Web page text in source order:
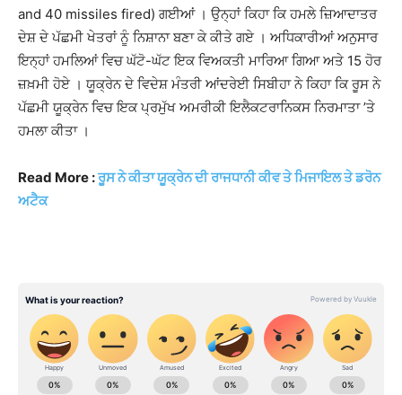
and 40 missiles fired) ਗਈਆਂ । ਉਨ੍ਹਾਂ ਕਿਹਾ ਕਿ ਹਮਲੇ ਜ਼ਿਆਦਾਤਰ
ਦੇਸ਼ ਦੇ ਪੱਛਮੀ ਖੇਤਰਾਂ ਨੂੰ ਨਿਸ਼ਾਨਾ ਬਣਾ ਕੇ ਕੀਤੇ ਗਏ । ਅਧਿਕਾਰੀਆਂ ਅਨੁਸਾਰ
ਇਨ੍ਹਾਂ ਹਮਲਿਆਂ ਵਿਚ ਘੱਟੋ-ਘੱਟ ਇਕ ਵਿਅਕਤੀ ਮਾਰਿਆ ਗਿਆ ਅਤੇ 15 ਹੋਰ
ਜ਼ਖ਼ਮੀ ਹੋਏ । ਯੂਕ੍ਰੇਨ ਦੇ ਵਿਦੇਸ਼ ਮੰਤਰੀ ਆਂਦਰੇਈ ਸਿਬੀਹਾ ਨੇ ਕਿਹਾ ਕਿ ਰੂਸ ਨੇ
ਪੱਛਮੀ ਯੂਕ੍ਰੇਨ ਵਿਚ ਇਕ ਪ੍ਰਮੁੱਖ ਅਮਰੀਕੀ ਇਲੈਕਟਰਾਨਿਕਸ ਨਿਰਮਾਤਾ ’ਤੇ
ਹਮਲਾ ਕੀਤਾ ।
Read More :ਰੂਸ ਨੇ ਕੀਤਾ ਯੂਕ੍ਰੇਨ ਦੀ ਰਾਜਧਾਨੀ ਕੀਵ ਤੇ ਮਿਜਾਇਲ ਤੇ ਡਰੋਨ
ਅਟੈਕ